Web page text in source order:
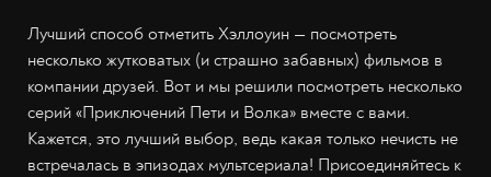
Лучший способ отметить Хэллоуин — посмотреть
несколько жутковатых (и страшно забавных) фильмов в
компании друзей. Вот и мы решили посмотреть несколько
серий «Приключений Пети и Волка» вместе с вами.
Кажется, это лучший выбор, ведь какая только нечисть не
встречалась в эпизодах мультсериала! Присоединяйтесь к